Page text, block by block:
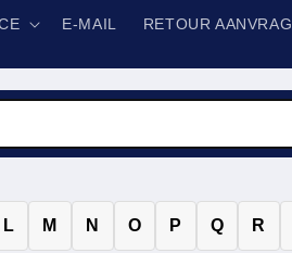
E-MAIL RETOUR
L M N O P Q R